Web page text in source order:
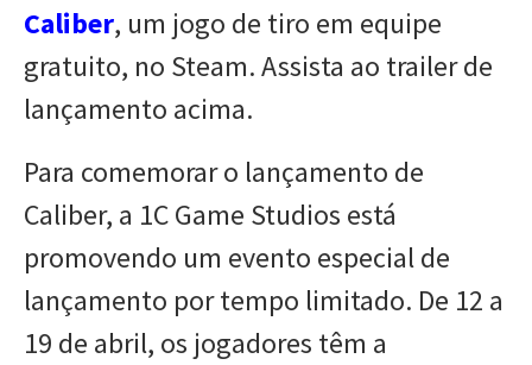
Caliber, um jogo de tiro em equipe
gratuito, no Steam. Assista ao trailer de
lançamento acima.
Para comemorar o lançamento de
Caliber, a 1C Game Studios está
promovendo um evento especial de
lançamento por tempo limitado. De 12 a
19 de abril, os jogadores têm a